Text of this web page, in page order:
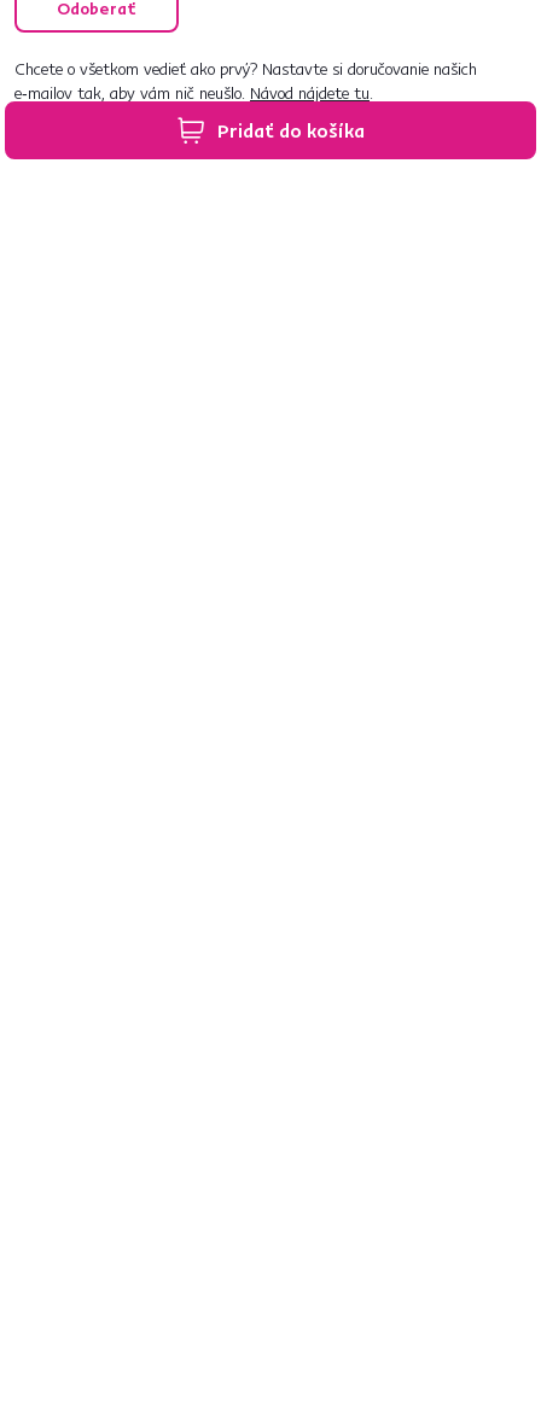
Pridať do košíka
Odoberať
Chcete o všetkom vedieť ako prvý? Nastavte si doručovanie našich
e‑mailov tak, aby vám nič neušlo. Návod nájdete tu.